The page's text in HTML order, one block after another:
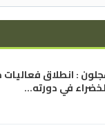
: انطلاق فعاليات
في دورته…